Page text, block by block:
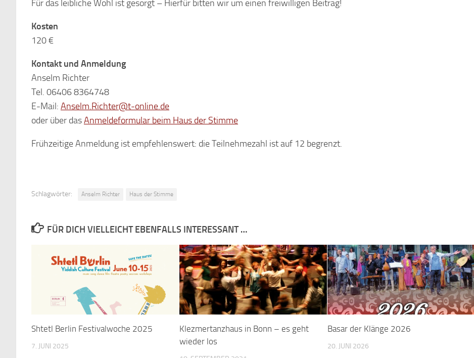
Für das leibliche Wohl ist gesorgt – Hierfür bitten wir um einen freiwilligen Beitrag!
Kosten
120 €
Kontakt und Anmeldung
Anselm Richter
Tel. 06406 8364748
E-Mail: Anselm.Richter@t-online.de
oder über dasAnmeldeformular beim Haus der Stimme
Frühzeitige Anmeldung ist empfehlenswert: die Teilnehmezahl ist auf 12 begrenzt.
Schlagwörter: Anselm Richter Haus der Stimme
FÜR DICH VIELLEICHT EBENFALLS INTERESSANT …
Shtetl Berlin Festivalwoche 2025
7. JUNI 2025
Klezmertanzhaus in Bonn – es geht
wieder los
Basar der Klänge 2026
20. JUNI 2026